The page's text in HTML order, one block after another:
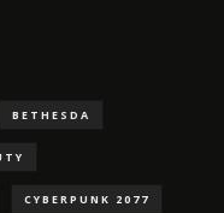
BETHESDA
CYBERPUNK 2077